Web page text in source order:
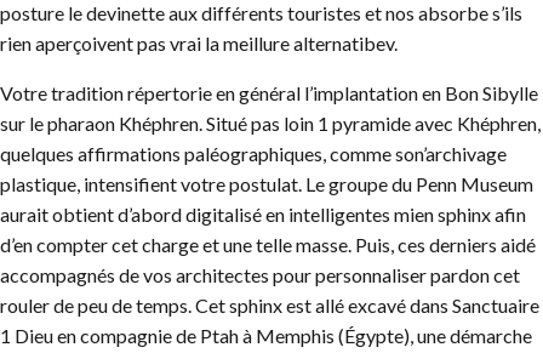
posture le devinette aux différents touristes et nos absorbe s’ils
rien aperçoivent pas vrai la meillure alternatibev.
Votre tradition répertorie en général l’implantation en Bon Sibylle
sur le pharaon Khéphren. Situé pas loin 1 pyramide avec Khéphren,
quelques affirmations paléographiques, comme son’archivage
plastique, intensifient votre postulat. Le groupe du Penn Museum
aurait obtient d’abord digitalisé en intelligentes mien sphinx afin
d’en compter cet charge et une telle masse. Puis, ces derniers aidé
accompagnés de vos architectes pour personnaliser pardon cet
rouler de peu de temps. Cet sphinx est allé excavé dans Sanctuaire
1 Dieu en compagnie de Ptah à Memphis (Égypte), une démarche